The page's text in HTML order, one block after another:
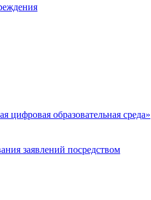
образовательная среда»
заявлений посредством